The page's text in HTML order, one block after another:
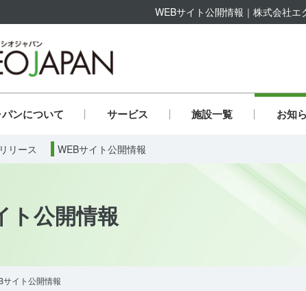
WEBサイト公開情報｜株式会社エ
ンについて
ジ 企業理念 企業行動指針
サービス
語教育保育園 児童福祉事業ICTシステム
施設一覧
設 飲食施設
お知
リース WEBサイト公開情報
組織図 スポンサー活動・協賛
への取り組み 社会貢献への取り組み
ト公開情報
サイト公開情報